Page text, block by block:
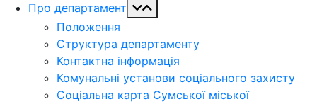
Про департамент
Положення
Структура департаменту
Контактна інформація
Комунальні установи соціального захисту
Соціальна карта Сумської міської